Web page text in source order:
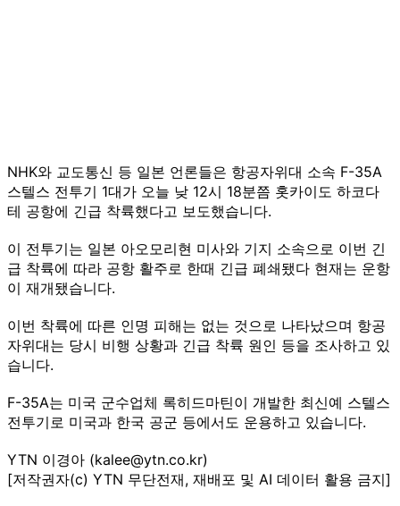
NHK와 교도통신 등 일본 언론들은 항공자위대 소속 F-35A
스텔스 전투기 1대가 오늘 낮 12시 18분쯤 홋카이도 하코다
테 공항에 긴급 착륙했다고 보도했습니다.
이 전투기는 일본 아오모리현 미사와 기지 소속으로 이번 긴
급 착륙에 따라 공항 활주로 한때 긴급 폐쇄됐다 현재는 운항
이 재개됐습니다.
이번 착륙에 따른 인명 피해는 없는 것으로 나타났으며 항공
자위대는 당시 비행 상황과 긴급 착륙 원인 등을 조사하고 있
습니다.
F-35A는 미국 군수업체 록히드마틴이 개발한 최신예 스텔스
전투기로 미국과 한국 공군 등에서도 운용하고 있습니다.
YTN 이경아 (kalee@ytn.co.kr)
[저작권자(c) YTN 무단전재, 재배포 및 AI 데이터 활용 금지]